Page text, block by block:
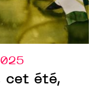
cet été,